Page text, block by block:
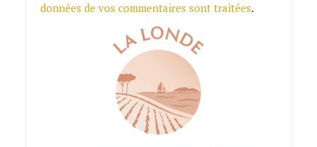
données de vos commentaires sont traitées.